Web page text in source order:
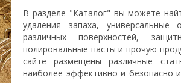
В разделе "Каталог" вы можете
удаления запаха, универсальные
различных поверхностей,
полировальные пасты и прочую
сайте размещены различные
наиболее эффективно и безопасно